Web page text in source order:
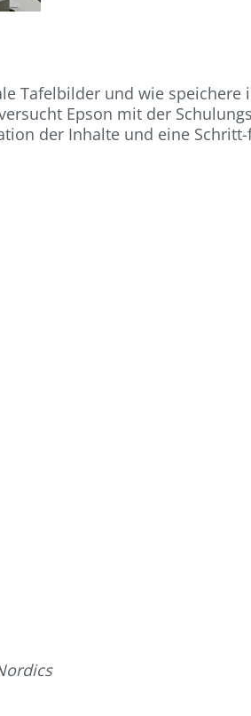
Tafelbilder und wie speichere
Epson mit der
der Inhalte und eine